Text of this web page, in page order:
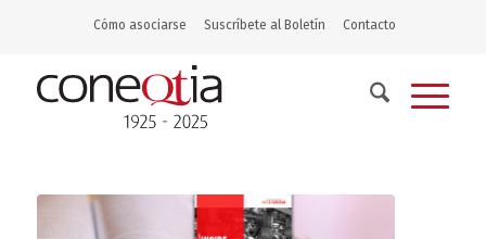
Cómo asociarse Suscríbete al Boletín Contacto